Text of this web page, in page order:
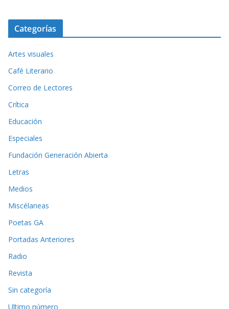
Categorías
Artes visuales
Café Literario
Correo de Lectores
Crítica
Educación
Especiales
Fundación Generación Abierta
Letras
Medios
Miscélaneas
Poetas GA
Portadas Anteriores
Radio
Revista
Sin categoría
Ultimo número